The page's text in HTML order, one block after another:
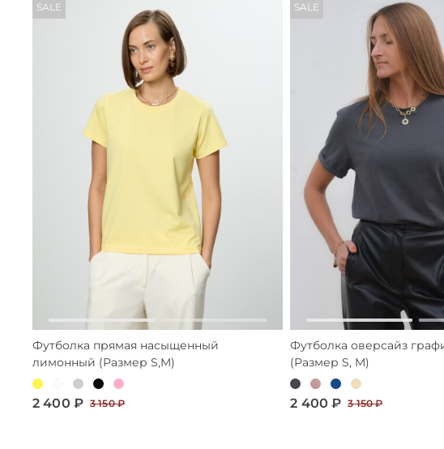
Футболка прямая насыщенный
лимонный (Размер S,M)
2 400 ₽ 3 150 ₽
SALE
Футболка оверсайз
(Размер S, M)
2 400 ₽ 3 150 ₽
SALE